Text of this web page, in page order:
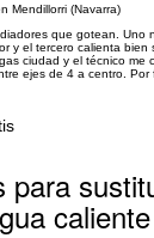
Mendillorri (Navarra)
que gotean. Uno
y el tercero calienta
ciudad y el técnico me
ejes de 4 a centro.
para
caliente